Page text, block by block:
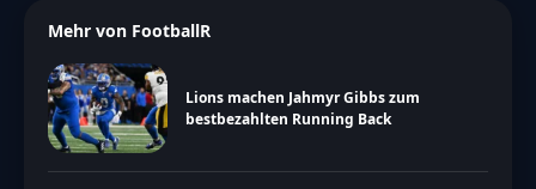
Mehr von FootballR
Lions machen Jahmyr Gibbs zum
bestbezahlten Running Back